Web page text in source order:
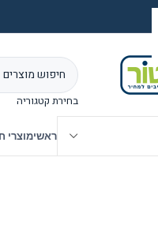
בחירת קטגוריה
ראשימוצרי